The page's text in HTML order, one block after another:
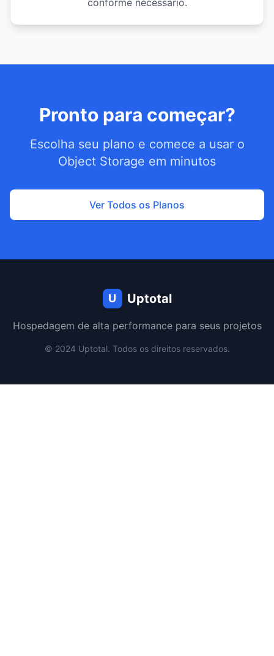
conforme necessário.
Pronto para começar?
Escolha seu plano e comece a usar o
Object Storage em minutos
Ver Todos os Planos
U Uptotal
Hospedagem de alta performance para seus projetos
© 2024 Uptotal. Todos os direitos reservados.